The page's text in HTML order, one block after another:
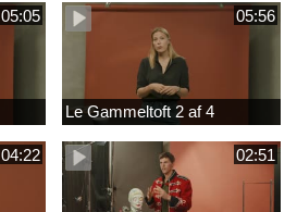
05:05 05:56
Le Gammeltoft 2 af 4
04:22 02:51